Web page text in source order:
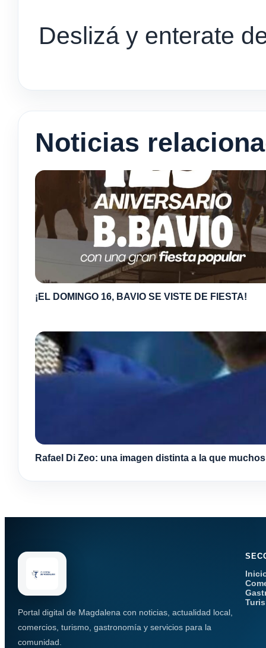
Deslizá y enterate
Noticias
¡EL DOMINGO 16, BAVIO SE VISTE DE FIESTA!
Rafael Di Zeo: una imagen distinta a la que
Portal digital de Magdalena con noticias, actualidad local,
comercios, turismo, gastronomía y servicios para la
comunidad.